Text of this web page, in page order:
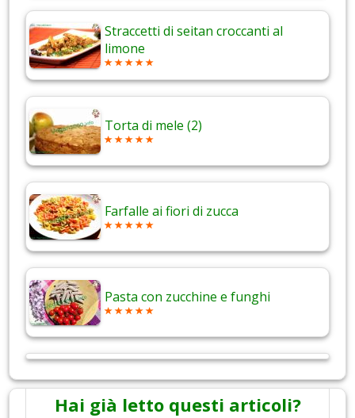
Straccetti di seitan croccanti al
limone
Torta di mele (2)
Farfalle ai fiori di zucca
Pasta con zucchine e funghi
Hai già letto questi articoli?